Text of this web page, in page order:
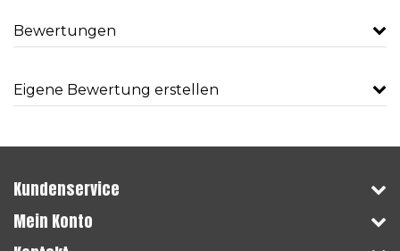
Bewertungen
Eigene Bewertung erstellen
Kundenservice
Mein Konto